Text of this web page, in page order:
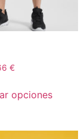
€
opciones